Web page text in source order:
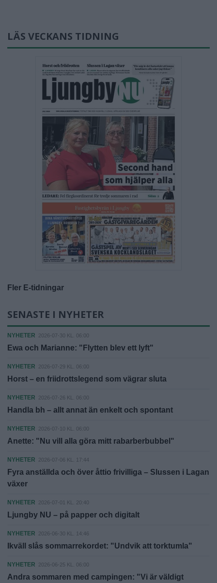
LÄS VECKANS TIDNING
Fler E-tidningar
SENASTE I NYHETER
NYHETER 2026-07-30 KL. 06:00
Ewa och Marianne: "Flytten blev ett lyft"
NYHETER 2026-07-29 KL. 06:00
Horst – en friidrottslegend som vägrar sluta
NYHETER 2026-07-26 KL. 06:00
Handla bh – allt annat än enkelt och spontant
NYHETER 2026-07-10 KL. 06:00
Anette: "Nu vill alla göra mitt rabarberbubbel"
NYHETER 2026-07-06 KL. 17:44
Fyra anställda och över åttio frivilliga – Slussen i Lagan
växer
NYHETER 2026-07-01 KL. 20:40
Ljungby NU – på papper och digitalt
NYHETER 2026-06-30 KL. 14:46
Ikväll slås sommarrekordet: "Undvik att torktumla"
NYHETER 2026-06-25 KL. 06:00
Andra sommaren med campingen: "Vi är väldigt